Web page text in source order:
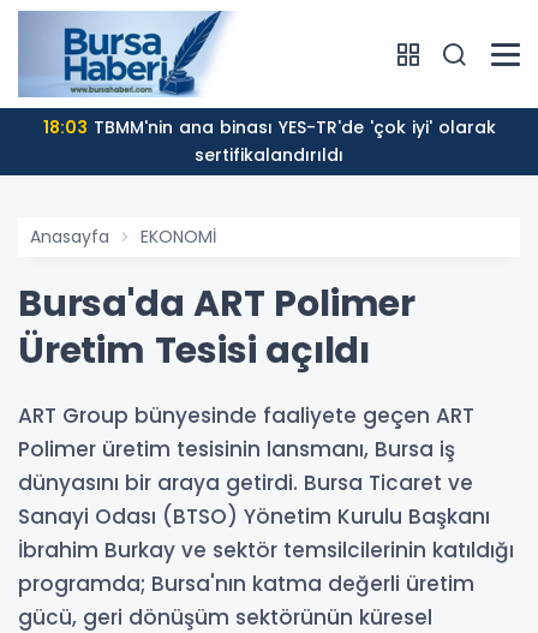
18:03
sertifikalandırıldı
Anasayfa EKONOMİ
Bursa'da ART Polimer
Üretim Tesisi açıldı
ART Group bünyesinde faaliyete geçen ART
Polimer üretim tesisinin lansmanı, Bursa iş
dünyasını bir araya getirdi. Bursa Ticaret ve
Sanayi Odası (BTSO) Yönetim Kurulu Başkanı
İbrahim Burkay ve sektör temsilcilerinin katıldığı
programda; Bursa'nın katma değerli üretim
gücü, geri dönüşüm sektörünün küresel